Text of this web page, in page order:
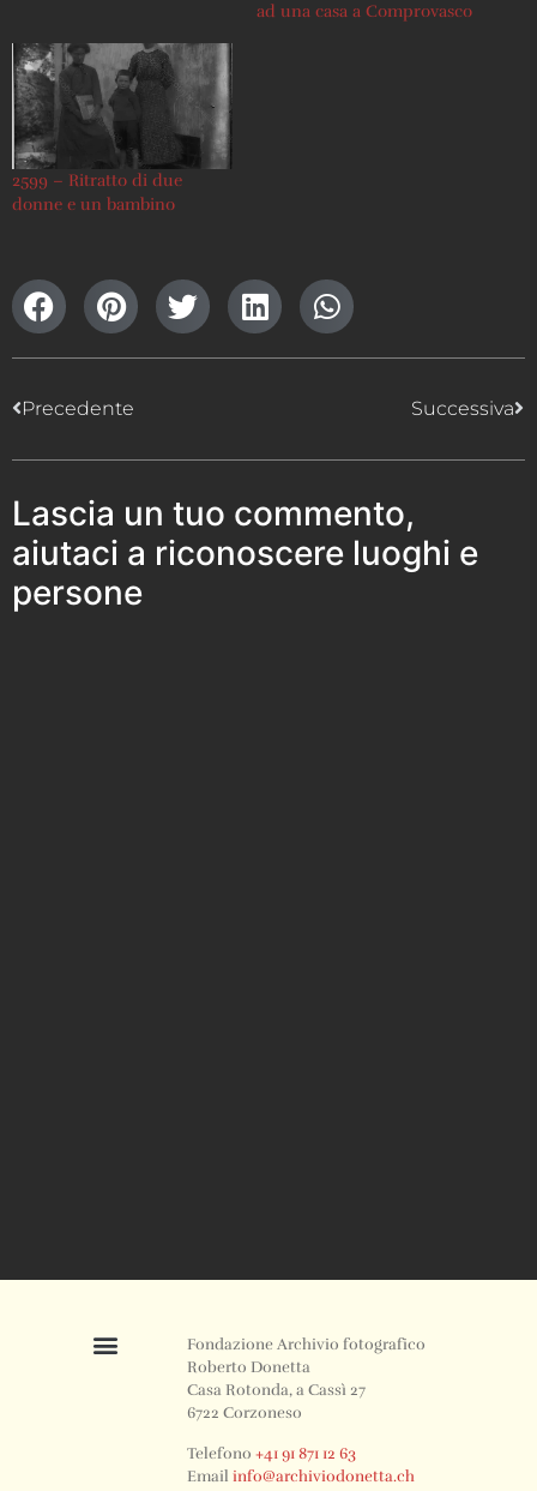
ad una casa a Comprovasco
2599 – Ritratto di due
donne e un bambino
Precedente Successiva
Lascia un tuo commento,
aiutaci a riconoscere luoghi e
persone
Fondazione Archivio fotografico
Roberto Donetta
Casa Rotonda, a Cassì 27
6722 Corzoneso
Telefono+41 91 871 12 63
Emailinfo@archiviodonetta.ch